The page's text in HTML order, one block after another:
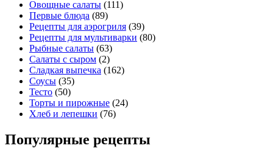
Овощные салаты (111)
Первые блюда (89)
Рецепты для аэрогриля (39)
Рецепты для мультиварки (80)
Рыбные салаты (63)
Салаты с сыром (2)
Сладкая выпечка (162)
Соусы (35)
Тесто (50)
Торты и пирожные (24)
Хлеб и лепешки (76)
Популярные рецепты